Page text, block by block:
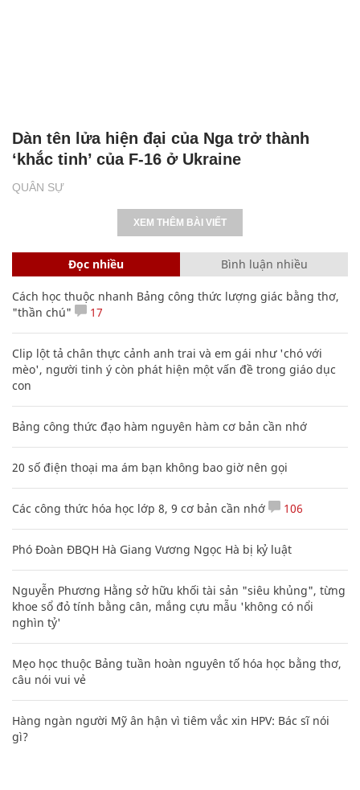
QUÂN SỰ
Dàn tên lửa hiện đại của Nga trở thành
‘khắc tinh’ của F-16 ở Ukraine
XEM THÊM BÀI VIẾT
Đọc nhiều Bình luận nhiều
Cách học thuộc nhanh Bảng công thức lượng giác bằng thơ,
"thần chú"
17
Clip lột tả chân thực cảnh anh trai và em gái như 'chó với
mèo', người tinh ý còn phát hiện một vấn đề trong giáo dục
con
Bảng công thức đạo hàm nguyên hàm cơ bản cần nhớ
20 số điện thoại ma ám bạn không bao giờ nên gọi
Các công thức hóa học lớp 8, 9 cơ bản cần nhớ 106
Phó Đoàn ĐBQH Hà Giang Vương Ngọc Hà bị kỷ luật
Nguyễn Phương Hằng sở hữu khối tài sản "siêu khủng", từng
khoe sổ đỏ tính bằng cân, mắng cựu mẫu 'không có nổi
nghìn tỷ'
Mẹo học thuộc Bảng tuần hoàn nguyên tố hóa học bằng thơ,
câu nói vui vẻ
Hàng ngàn người Mỹ ân hận vì tiêm vắc xin HPV: Bác sĩ nói
gì?